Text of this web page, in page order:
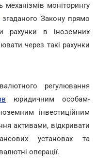
механізмів моніторингу
Закону прямо
рахунки в іноземних
через такі рахунки
регулювання
юридичним особам-
інвестиційним
активами, відкривати
установах та
операції.